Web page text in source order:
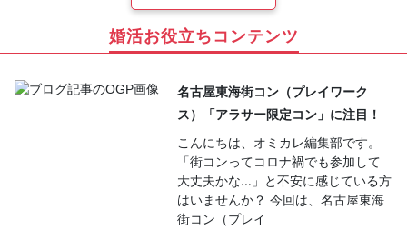
婚活お役立ちコンテンツ
名古屋東海街コン（プレイワーク
ス）「アラサー限定コン」に注目！
こんにちは、オミカレ編集部です。
「街コンってコロナ禍でも参加して
大丈夫かな…」と不安に感じている方
はいませんか？ 今回は、名古屋東海
街コン（プレイ